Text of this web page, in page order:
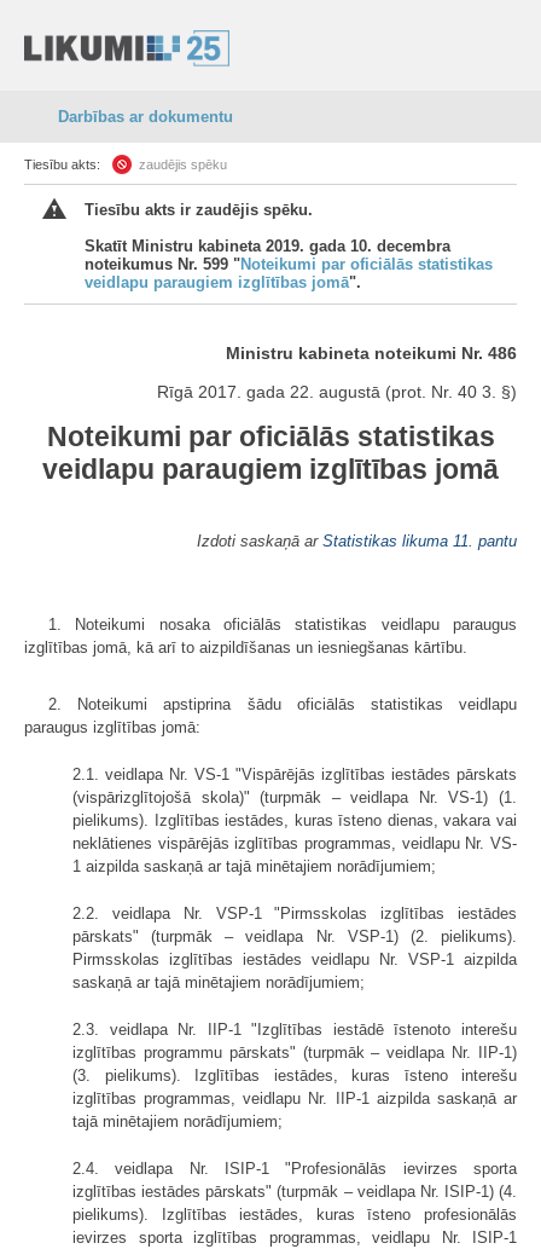
Darbības ar dokumentu
Tiesību akts: zaudējis spēku
Tiesību akts ir zaudējis spēku.
Skatīt Ministru kabineta 2019. gada 10. decembra
noteikumus Nr. 599 "Noteikumi par oficiālās statistikas
veidlapu paraugiem izglītības jomā".
Ministru kabineta noteikumi Nr. 486
Rīgā 2017. gada 22. augustā (prot. Nr. 40 3. §)
Noteikumi par oficiālās statistikas
veidlapu paraugiem izglītības jomā
Izdoti saskaņā ar Statistikas likuma 11. pantu
1. Noteikumi nosaka oficiālās statistikas veidlapu paraugus
izglītības jomā, kā arī to aizpildīšanas un iesniegšanas kārtību.
2. Noteikumi apstiprina šādu oficiālās statistikas veidlapu
paraugus izglītības jomā:
2.1. veidlapa Nr. VS-1 "Vispārējās izglītības iestādes pārskats
(vispārizglītojošā skola)" (turpmāk – veidlapa Nr. VS-1) (1.
pielikums). Izglītības iestādes, kuras īsteno dienas, vakara vai
neklātienes vispārējās izglītības programmas, veidlapu Nr. VS-
1 aizpilda saskaņā ar tajā minētajiem norādījumiem;
2.2. veidlapa Nr. VSP-1 "Pirmsskolas izglītības iestādes
pārskats" (turpmāk – veidlapa Nr. VSP-1) (2. pielikums).
Pirmsskolas izglītības iestādes veidlapu Nr. VSP-1 aizpilda
saskaņā ar tajā minētajiem norādījumiem;
2.3. veidlapa Nr. IIP-1 "Izglītības iestādē īstenoto interešu
izglītības programmu pārskats" (turpmāk – veidlapa Nr. IIP-1)
(3. pielikums). Izglītības iestādes, kuras īsteno interešu
izglītības programmas, veidlapu Nr. IIP-1 aizpilda saskaņā ar
tajā minētajiem norādījumiem;
2.4. veidlapa Nr. ISIP-1 "Profesionālās ievirzes sporta
izglītības iestādes pārskats" (turpmāk – veidlapa Nr. ISIP-1) (4.
pielikums). Izglītības iestādes, kuras īsteno profesionālās
ievirzes sporta izglītības programmas, veidlapu Nr. ISIP-1